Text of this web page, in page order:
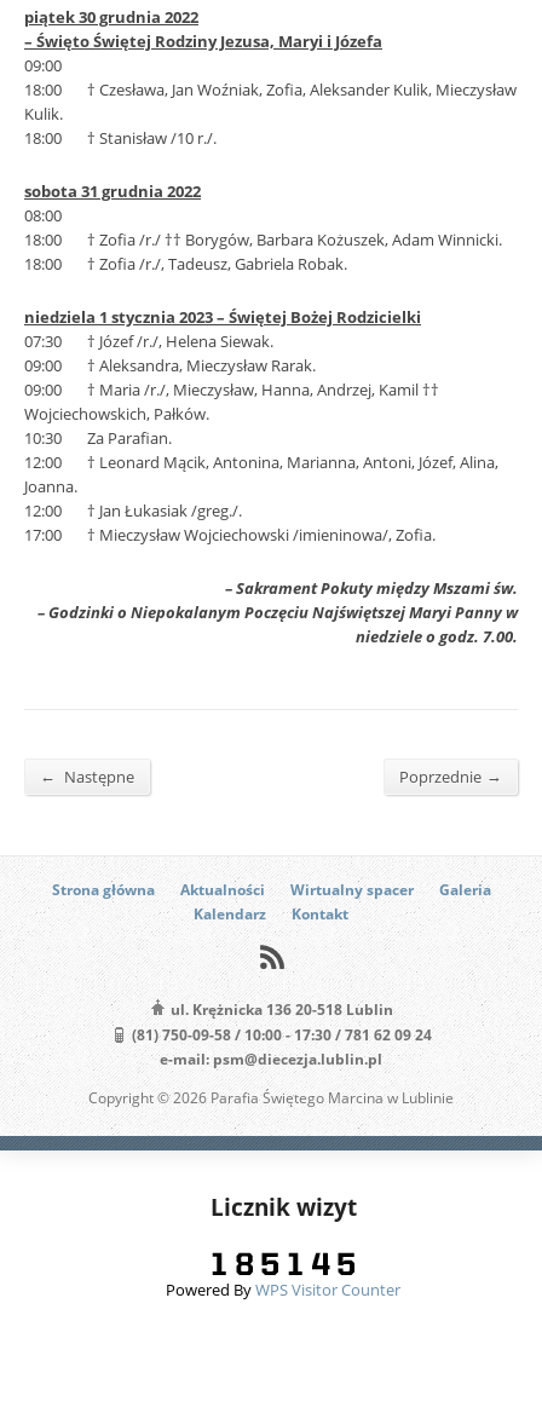
piątek 30 grudnia 2022
– Święto Świętej Rodziny Jezusa, Maryi i Józefa
09:00
18:00 † Czesława, Jan Woźniak, Zofia, Aleksander Kulik, Mieczysław
Kulik.
18:00 † Stanisław /10 r./.
sobota 31 grudnia 2022
08:00
18:00 † Zofia /r./ †† Borygów, Barbara Kożuszek, Adam Winnicki.
18:00 † Zofia /r./, Tadeusz, Gabriela Robak.
niedziela 1 stycznia 2023 – Świętej Bożej Rodzicielki
07:30 † Józef /r./, Helena Siewak.
09:00 † Aleksandra, Mieczysław Rarak.
09:00 † Maria /r./, Mieczysław, Hanna, Andrzej, Kamil ††
Wojciechowskich, Pałków.
10:30 Za Parafian.
12:00 † Leonard Mącik, Antonina, Marianna, Antoni, Józef, Alina,
Joanna.
12:00 † Jan Łukasiak /greg./.
17:00 † Mieczysław Wojciechowski /imieninowa/, Zofia.
– Sakrament Pokuty między Mszami św.
– Godzinki o Niepokalanym Poczęciu Najświętszej Maryi Panny w
niedziele o godz. 7.00.
← Następne Poprzednie →
Strona główna Aktualności Wirtualny spacer
Galeria
Kalendarz
Kontakt
ul. Krężnicka 136 20-518 Lublin
(81) 750-09-58 / 10:00 - 17:30 / 781 62 09 24
e-mail: psm@diecezja.lublin.pl
Copyright © 2026 Parafia Świętego Marcina w Lublinie
Licznik wizyt
Powered ByWPS Visitor Counter